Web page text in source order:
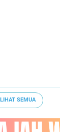
LIHAT SEMUA